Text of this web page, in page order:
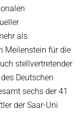
als
Meilenstein für die
stellvertretender
Deutschen
sechs der 41
der Saar-Uni